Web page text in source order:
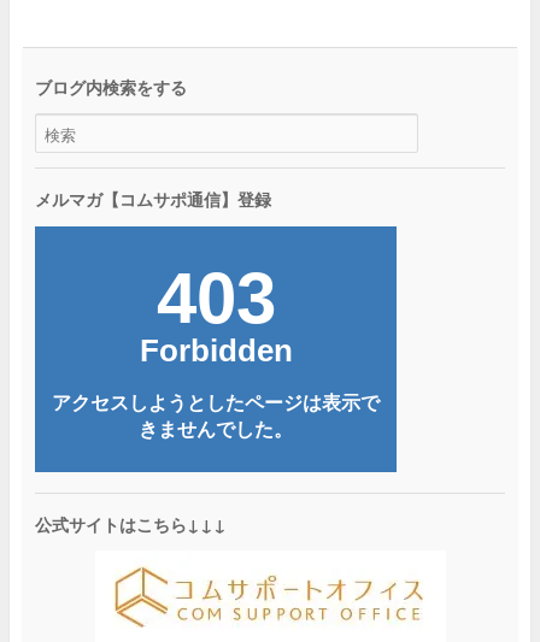
ブログ内検索をする
メルマガ【コムサポ通信】登録
公式サイトはこちら↓↓↓